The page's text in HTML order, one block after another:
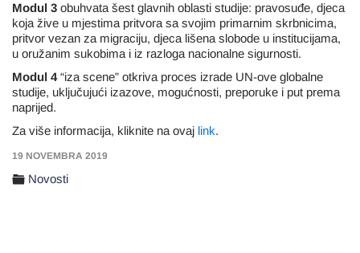
Modul 3 obuhvata šest glavnih oblasti studije: pravosuđe, djeca
koja žive u mjestima pritvora sa svojim primarnim skrbnicima,
pritvor vezan za migraciju, djeca lišena slobode u institucijama,
u oružanim sukobima i iz razloga nacionalne sigurnosti.
Modul 4“iza scene” otkriva proces izrade UN-ove globalne
studije, uključujući izazove, mogućnosti, preporuke i put prema
naprijed.
Za više informacija, kliknite na ovaj link.
19 NOVEMBRA 2019
Novosti